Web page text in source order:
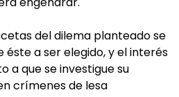
del dilema planteado se
a ser elegido, y el interés
a que se investigue su
crímenes de lesa